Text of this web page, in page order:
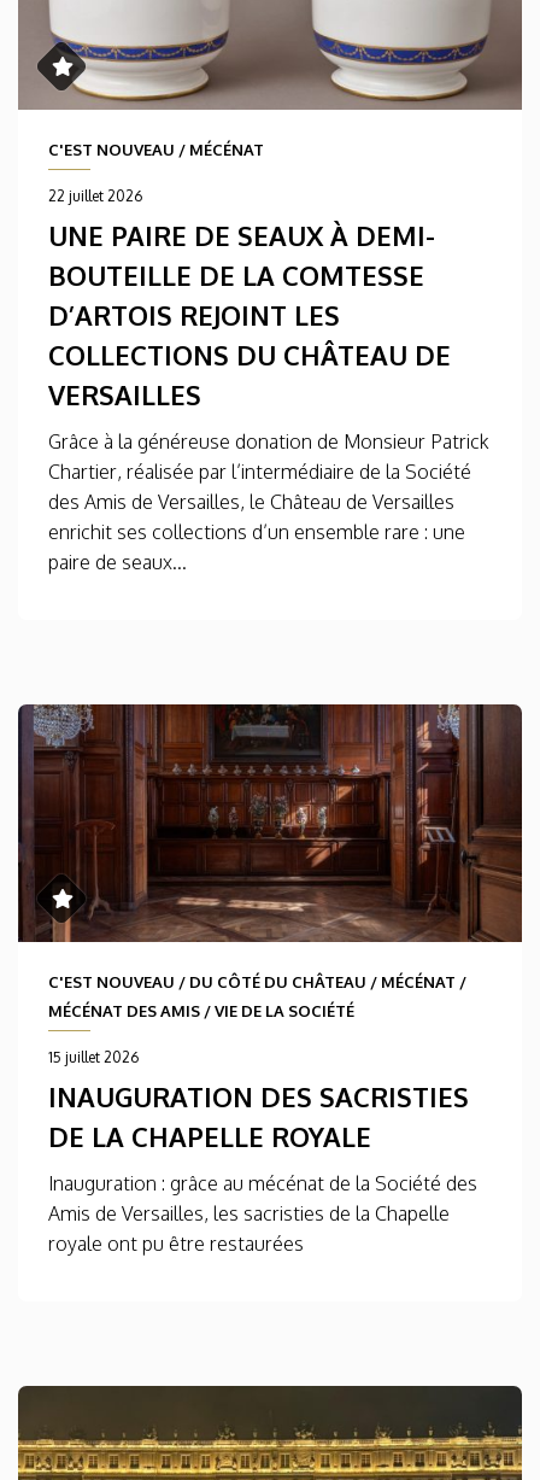
C'EST NOUVEAU / MÉCÉNAT
22 juillet 2026
UNE PAIRE DE SEAUX À DEMI-
BOUTEILLE DE LA COMTESSE
D’ARTOIS REJOINT LES
COLLECTIONS DU CHÂTEAU DE
VERSAILLES
Grâce à la généreuse donation de Monsieur Patrick
Chartier, réalisée par l’intermédiaire de la Société
des Amis de Versailles, le Château de Versailles
enrichit ses collections d’un ensemble rare : une
paire de seaux...
C'EST NOUVEAU / DU CÔTÉ DU CHÂTEAU / MÉCÉNAT /
MÉCÉNAT DES AMIS /VIE DE LA SOCIÉTÉ
15 juillet 2026
INAUGURATION DES SACRISTIES
DE LA CHAPELLE ROYALE
Inauguration : grâce au mécénat de la Société des
Amis de Versailles, les sacristies de la Chapelle
royale ont pu être restaurées